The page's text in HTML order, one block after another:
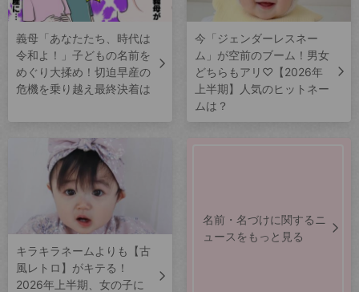
義母「あなたたち、時代は
令和よ！」子どもの名前を
めぐり大揉め！切迫早産の
危機を乗り越え最終決着は
今「ジェンダーレスネー
ム」が空前のブーム！男女
どちらもアリ♡【2026年
上半期】人気のヒットネー
ムは？
キラキラネームよりも【古
風レトロ】がキテる！
2026年上半期、女の子に
名前・名づけに関するニ
ュースをもっと見る